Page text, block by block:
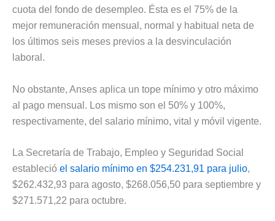
cuota del fondo de desempleo. Ésta es el 75% de la
mejor remuneración mensual, normal y habitual neta de
los últimos seis meses previos a la desvinculación
laboral.
No obstante, Anses aplica un tope mínimo y otro máximo
al pago mensual. Los mismo son el 50% y 100%,
respectivamente, del salario mínimo, vital y móvil vigente.
La Secretaría de Trabajo, Empleo y Seguridad Social
estableció el salario mínimo en $254.231,91 para julio,
$262.432,93 para agosto, $268.056,50 para septiembre y
$271.571,22 para octubre.